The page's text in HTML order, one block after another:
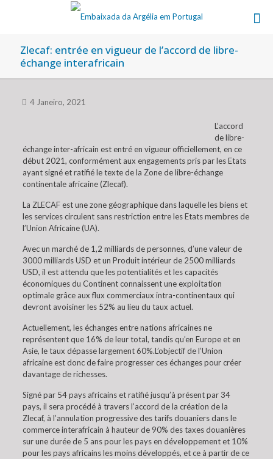
Zlecaf: entrée en vigueur de l’accord de libre-
échange interafricain
4 Janeiro, 2021
L’accord
de libre-
échange inter-africain est entré en vigueur officiellement, en ce
début 2021, conformément aux engagements pris par les Etats
ayant signé et ratifié le texte de la Zone de libre-échange
continentale africaine (Zlecaf).
La ZLECAF est une zone géographique dans laquelle les biens et
les services circulent sans restriction entre les Etats membres de
l’Union Africaine (UA).
Avec un marché de 1,2 milliards de personnes, d’une valeur de
3000 milliards USD et un Produit intérieur de 2500 milliards
USD, il est attendu que les potentialités et les capacités
économiques du Continent connaissent une exploitation
optimale grâce aux flux commerciaux intra-continentaux qui
devront avoisiner les 52% au lieu du taux actuel.
Actuellement, les échanges entre nations africaines ne
représentent que 16% de leur total, tandis qu’en Europe et en
Asie, le taux dépasse largement 60%.L’objectif de l’Union
africaine est donc de faire progresser ces échanges pour créer
davantage de richesses.
Signé par 54 pays africains et ratifié jusqu’à présent par 34
pays, il sera procédé à travers l’accord de la création de la
Zlecaf, à l’annulation progressive des tarifs douaniers dans le
commerce interafricain à hauteur de 90% des taxes douanières
sur une durée de 5 ans pour les pays en développement et 10%
pour les pays africains les moins développés, et ce à partir de ce